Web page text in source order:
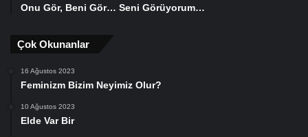
Onu Gör, Beni Gör… Seni Görüyorum…
Çok Okunanlar
16 Ağustos 2023
Feminizm Bizim Neyimiz Olur?
10 Ağustos 2023
Elde Var Bir